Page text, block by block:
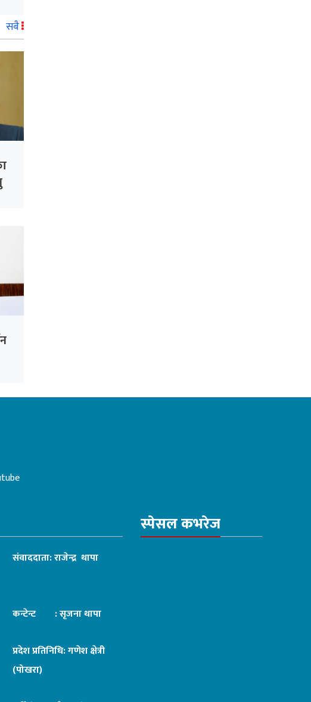
सबै
संवाददाता: राजेन्द्र थापा
कन्टेन्ट : सृजना थापा
प्रदेश प्रतिनिधि: गणेश क्षेत्री
(पोखरा)
स्पेसल कभरेज